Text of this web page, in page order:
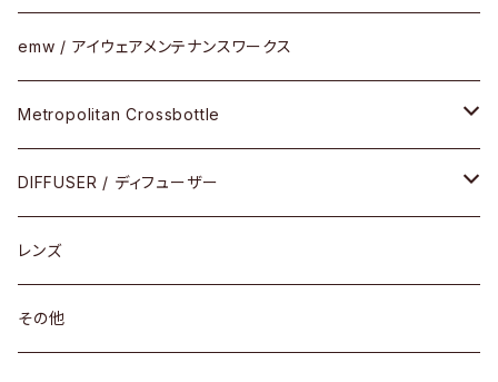
その他
メタルフレーム
コンビネーション
セル
メタル
コンビ
emw / アイウェアメンテナンスワークス
Metropolitan Crossbottle
30cm×30cm
18cm×13cm
DIFFUSER / ディフューザー
グラスコード
メガネケース
レンズ
その他